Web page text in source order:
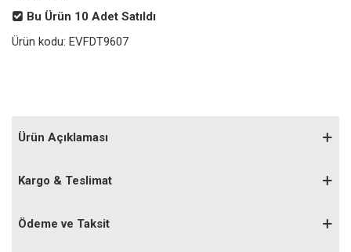
Bu Ürün 10 Adet Satıldı
Ürün kodu: EVFDT9607
Ürün Açıklaması
Kargo & Teslimat
Ödeme ve Taksit